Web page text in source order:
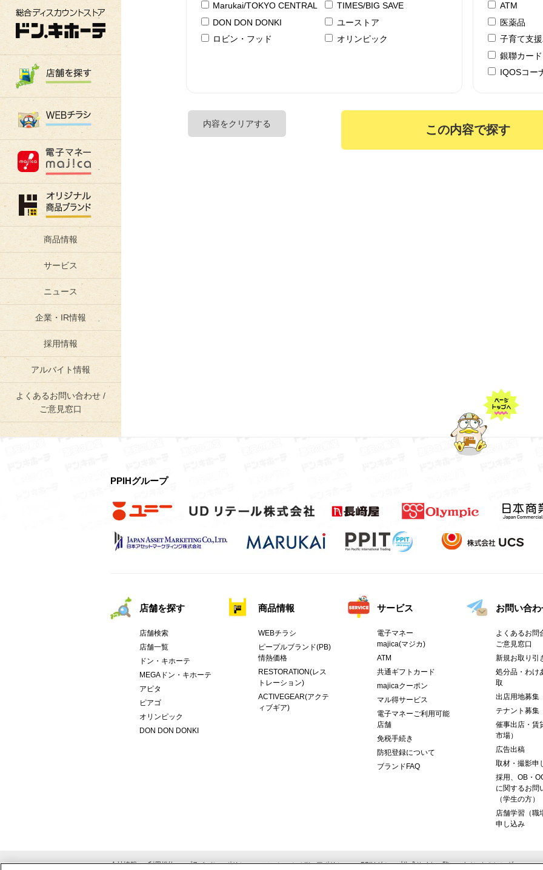
総合ディスカウントストア ドン・キホーテ
商品情報
サービス
ニュース
企業・IR情報
採用情報
アルバイト情報
よくあるお問い合わせ /
ご意見窓口
Marukai/TOKYO CENTRAL
TIMES/BIG SAVE
DON DON DONKI
ユーストア
ロビン・フッド
オリンピック
ATM
医薬品
子育て支
銀聯カード
IQOSコー
PPIHグループ
店舗を探す
店舗検索
店舗一覧
ドン・キホーテ
MEGAドン・キホーテ
アピタ
ピアゴ
オリンピック
DON DON DONKI
商品情報
WEBチラシ
ピープルブランド(PB)
情熱価格
RESTORATION(レス
トレーション)
ACTIVEGEAR(アクテ
ィブギア)
サービス
電子マネー
majica(マジカ)
ATM
共通ギフトカード
majicaクーポン
マル得サービス
電子マネーご利用可能
店舗
免税手続き
防犯登録について
ブランドFAQ
お問い合わ
よくあるお問
ご意見窓口
新規お取り引
処分品・わけ
取
出店用地募集
テナント募集
催事出店・賃
市場）
広告出稿
取材・撮影申
採用、OB・
に関するお問
（学生の方）
店舗学習（職
申し込み
会社情報 利用規約 プライバシーポリシー ソーシャルメディアポリシー PPIHグループ公式サイト一覧 イベントカレンダー